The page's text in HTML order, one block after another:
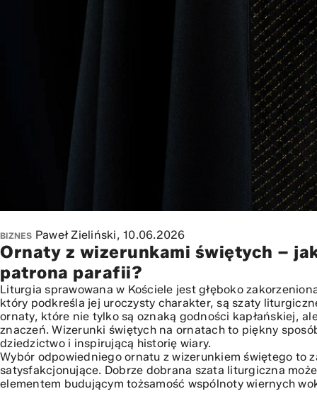
BIZNES Paweł Zieliński, 10.06.2026
Ornaty z wizerunkami świętych –
patrona parafii?
Liturgia sprawowana w Kościele jest głęboko
który podkreśla jej uroczysty charakter, są szaty
ornaty, które nie tylko są oznaką godności kapłańskiej,
znaczeń. Wizerunki świętych na ornatach to piękny
dziedzictwo i inspirującą historię wiary.
Wybór odpowiedniego ornatu z wizerunkiem świętego to
satysfakcjonujące. Dobrze dobrana szata liturgiczna
elementem budującym tożsamość wspólnoty wiernych